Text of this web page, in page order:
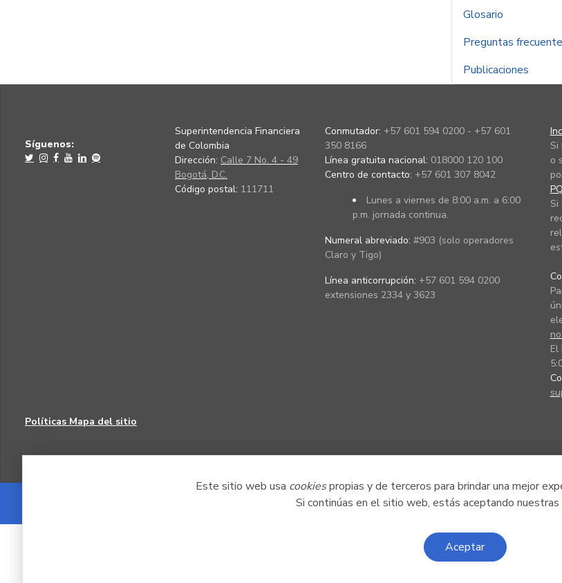
Este sitio web usa cookiespropias y de terceros para brindar una mejor
Si continúas en el sitio web, estás aceptando nuestras
Aceptar
Glosario
Preguntas
Publicaciones
Síguenos:
Superintendencia Financiera
de Colombia
Dirección: Calle 7 No. 4 - 49
Bogotá, D.C.
Código postal: 111711
Conmutador: +57 601 594 0200 - +57 601
350 8166
Línea gratuita nacional: 018000 120 100
Centro de contacto: +57 601 307 8042
Lunes a viernes de 8:00 a.m. a 6:00
p.m. jornada continua.
Numeral abreviado: #903 (solo operadores
Claro y Tigo)
Línea anticorrupción: +57 601 594 0200
extensiones 2334 y 3623
Si
o
Si
El
Políticas Mapa del sitio